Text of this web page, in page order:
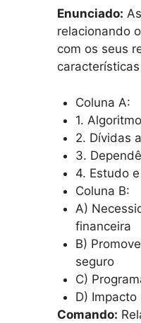
Enunciado:
relacionando
com os seus
Coluna A:
1.
2. Dívidas
3.
4. Estudo
Coluna B:
A)
financeira
B)
seguro
C)
D)
Comando: